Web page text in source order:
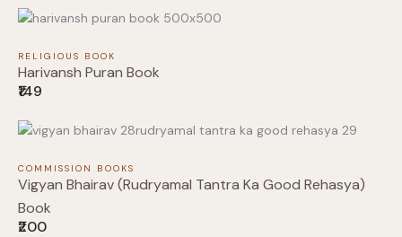
RELIGIOUS BOOK
Harivansh Puran Book
₹149
COMMISSION BOOKS
Vigyan Bhairav (Rudryamal Tantra Ka Good Rehasya)
Book
₹200
Submit Review
Thanks for your review!